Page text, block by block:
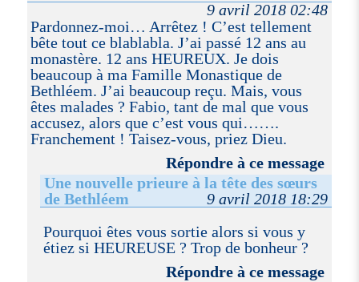
9 avril 2018 02:48
Pardonnez-moi… Arrêtez ! C’est tellement
bête tout ce blablabla. J’ai passé 12 ans au
monastère. 12 ans HEUREUX. Je dois
beaucoup à ma Famille Monastique de
Bethléem. J’ai beaucoup reçu. Mais, vous
êtes malades ? Fabio, tant de mal que vous
accusez, alors que c’est vous qui…….
Franchement ! Taisez-vous, priez Dieu.
Répondre à ce message
Une nouvelle prieure à la tête des sœurs
de Bethléem
9 avril 2018 18:29
Pourquoi êtes vous sortie alors si vous y
étiez si HEUREUSE ? Trop de bonheur ?
Répondre à ce message